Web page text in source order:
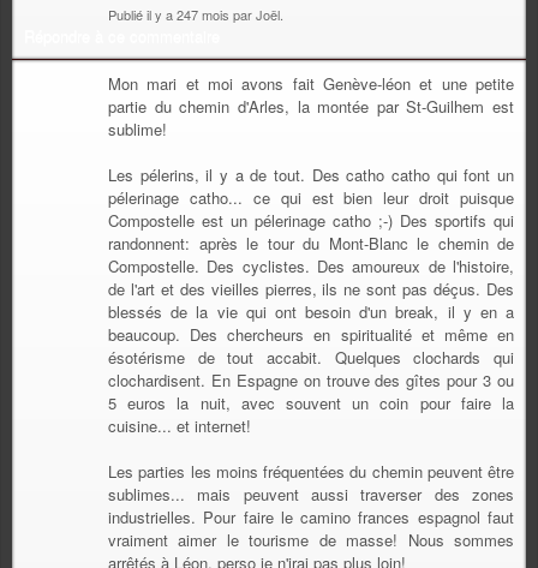
Publié il y a 247 mois par Joël.
Mon mari et moi avons fait Genève-léon et une petite
partie du chemin d'Arles, la montée par St-Guilhem est
sublime!
Les pélerins, il y a de tout. Des catho catho qui font un
pélerinage catho... ce qui est bien leur droit puisque
Compostelle est un pélerinage catho ;-) Des sportifs qui
randonnent: après le tour du Mont-Blanc le chemin de
Compostelle. Des cyclistes. Des amoureux de l'histoire,
de l'art et des vieilles pierres, ils ne sont pas déçus. Des
blessés de la vie qui ont besoin d'un break, il y en a
beaucoup. Des chercheurs en spiritualité et même en
ésotérisme de tout accabit. Quelques clochards qui
clochardisent. En Espagne on trouve des gîtes pour 3 ou
5 euros la nuit, avec souvent un coin pour faire la
cuisine... et internet!
Les parties les moins fréquentées du chemin peuvent être
sublimes... mais peuvent aussi traverser des zones
industrielles. Pour faire le camino frances espagnol faut
vraiment aimer le tourisme de masse! Nous sommes
arrêtés à Léon, perso je n'irai pas plus loin!